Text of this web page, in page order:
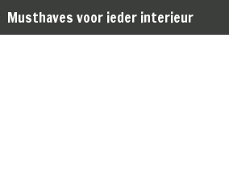
Musthaves voor ieder interieur